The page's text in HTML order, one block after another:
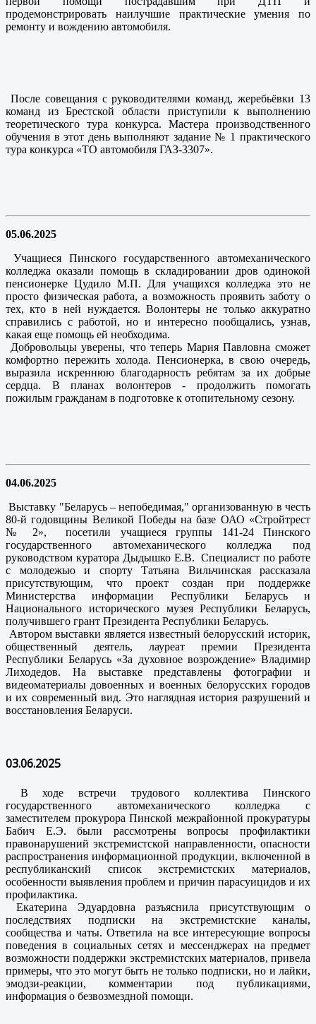
продемонстрировать наилучшие практические умения по
ремонту и вождению автомобиля.
После совещания с руководителями команд, жеребьёвки 13
команд из Брестской области приступили к выполнению
теоретического тура конкурса. Мастера производственного
обучения в этот день выполняют задание № 1 практического
тура конкурса «ТО автомобиля ГАЗ-3307».
05.06.2025
Учащиеся Пинского государственного автомеханического
колледжа оказали помощь в складировании дров одинокой
пенсионерке Цудило М.П. Для учащихся колледжа это не
просто физическая работа, а возможность проявить заботу о
тех, кто в ней нуждается. Волонтеры не только аккуратно
справились с работой, но и интересно пообщались, узнав,
какая еще помощь ей необходима.
Добровольцы уверены, что теперь Мария Павловна сможет
комфортно пережить холода. Пенсионерка, в свою очередь,
выразила искреннюю благодарность ребятам за их добрые
сердца. В планах волонтеров - продолжить помогать
пожилым гражданам в подготовке к отопительному сезону.
04.06.2025
Выставку "Беларусь – непобедимая," организованную в честь
80-й годовщины Великой Победы на базе ОАО «Стройтрест
№ 2», посетили учащиеся группы 141-24 Пинского
государственного автомеханического колледжа под
руководством куратора Дыдышко Е.В. Специалист по работе
с молодежью и спорту Татьяна Вильчинская рассказала
присутствующим, что проект создан при поддержке
Министерства информации Республики Беларусь и
Национального исторического музея Республики Беларусь,
получившего грант Президента Республики Беларусь.
Автором выставки является известный белорусский историк,
общественный деятель, лауреат премии Президента
Республики Беларусь «За духовное возрождение» Владимир
Лиходедов. На выставке представлены фотографии и
видеоматериалы довоенных и военных белорусских городов
и их современный вид. Это наглядная история разрушений и
восстановления Беларуси.
03.06.2025
В ходе встречи трудового коллектива Пинского
государственного автомеханического колледжа с
заместителем прокурора Пинской межрайонной прокуратуры
Бабич Е.Э. были рассмотрены вопросы профилактики
правонарушений экстремистской направленности, опасности
распространения информационной продукции, включенной в
республиканский список экстремистских материалов,
особенности выявления проблем и причин парасуицидов и их
профилактика.
Екатерина Эдуардовна разъяснила присутствующим о
последствиях подписки на экстремистские каналы,
сообщества и чаты. Ответила на все интересующие вопросы
поведения в социальных сетях и мессенджерах на предмет
возможности поддержки экстремистских материалов, привела
примеры, что это могут быть не только подписки, но и лайки,
эмодзи-реакции, комментарии под публикациями,
информация о безвозмездной помощи.